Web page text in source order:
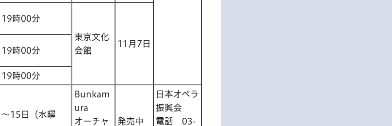
19時00分
東京文化
会館
11月7日
19時00分
19時00分
15日（水曜
Bunkam
ura
オーチャ
発売中
日本オペラ
振興会
電話 03-